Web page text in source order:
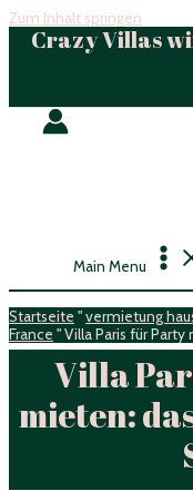
Zum Inhalt springen
Crazy Villas
Main Menu
Startseite "vermietung
France "Villa Paris für Party
Villa
mieten: